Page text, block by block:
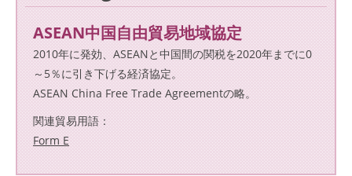
ASEAN中国自由貿易地域協定
2010年に発効、ASEANと中国間の関税を2020年までに0
～5％に引き下げる経済協定。
ASEAN China Free Trade Agreementの略。
関連貿易用語：
Form E